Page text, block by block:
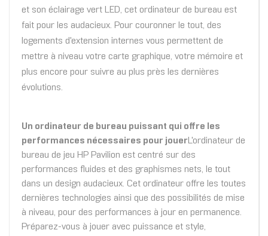
et son éclairage vert LED, cet ordinateur de bureau est
fait pour les audacieux. Pour couronner le tout, des
logements d'extension internes vous permettent de
mettre à niveau votre carte graphique, votre mémoire et
plus encore pour suivre au plus près les dernières
évolutions.
Un ordinateur de bureau puissant qui offre les
performances nécessaires pour jouerL'ordinateur de
bureau de jeu HP Pavilion est centré sur des
performances fluides et des graphismes nets, le tout
dans un design audacieux. Cet ordinateur offre les toutes
dernières technologies ainsi que des possibilités de mise
à niveau, pour des performances à jour en permanence.
Préparez-vous à jouer avec puissance et style,